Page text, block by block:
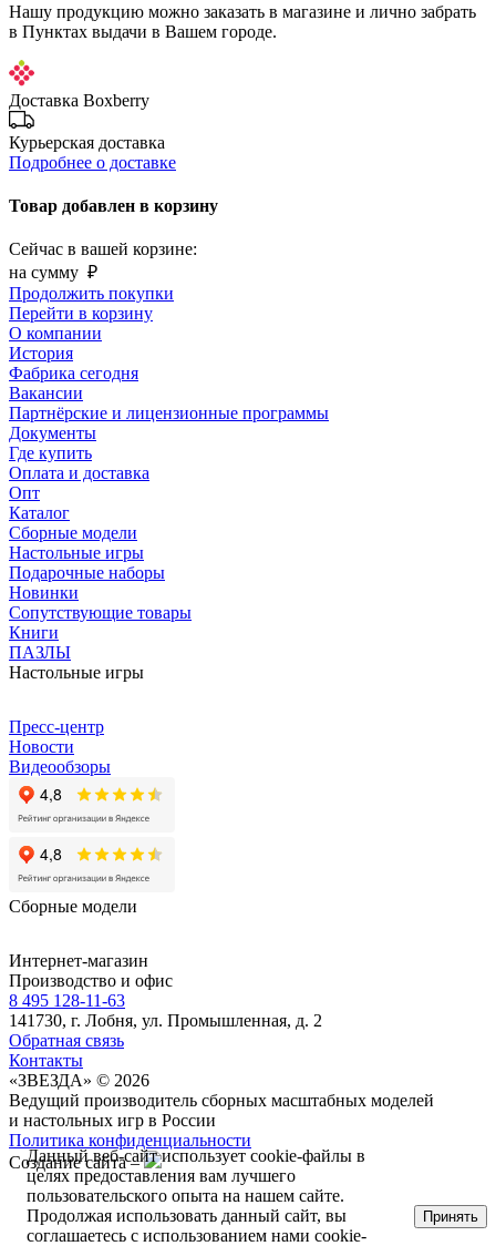
Нашу продукцию можно заказать в магазине и лично забрать
в Пунктах выдачи в Вашем городе.
Доставка Boxberry
Курьерская доставка
Подробнее о доставке
Товар добавлен в корзину
Сейчас в вашей корзине:
на сумму ₽
Продолжить покупки
Перейти в корзину
О компании
История
Фабрика сегодня
Вакансии
Партнёрские и лицензионные программы
Документы
Где купить
Оплата и доставка
Опт
Каталог
Сборные модели
Настольные игры
Подарочные наборы
Новинки
Сопутствующие товары
Книги
ПАЗЛЫ
Настольные игры
Пресс-центр
Новости
Видеообзоры
Сборные модели
Интернет-магазин
Производство и офис
8 495 128-11-63
141730, г. Лобня, ул. Промышленная, д. 2
Обратная связь
Контакты
«ЗВЕЗДА» © 2026
Ведущий производитель сборных масштабных моделей
и настольных игр в России
Политика конфиденциальности
Создание сайта –
Данный веб-сайт использует cookie-файлы в
целях предоставления вам лучшего
пользовательского опыта на нашем сайте.
Продолжая использовать данный сайт, вы
соглашаетесь с использованием нами cookie-
Принять